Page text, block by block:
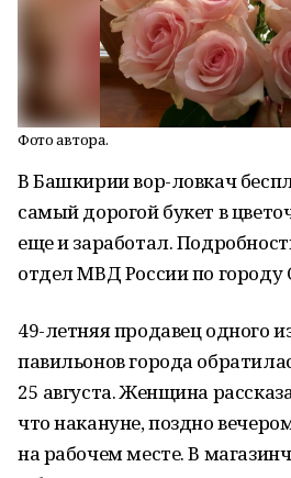
Фото автора.
В Башкирии вор-ловкач
самый дорогой букет в
еще и заработал.
отдел МВД России по городу
49-летняя продавец одного
павильонов города
25 августа. Женщина
что накануне, поздно
на рабочем месте. В